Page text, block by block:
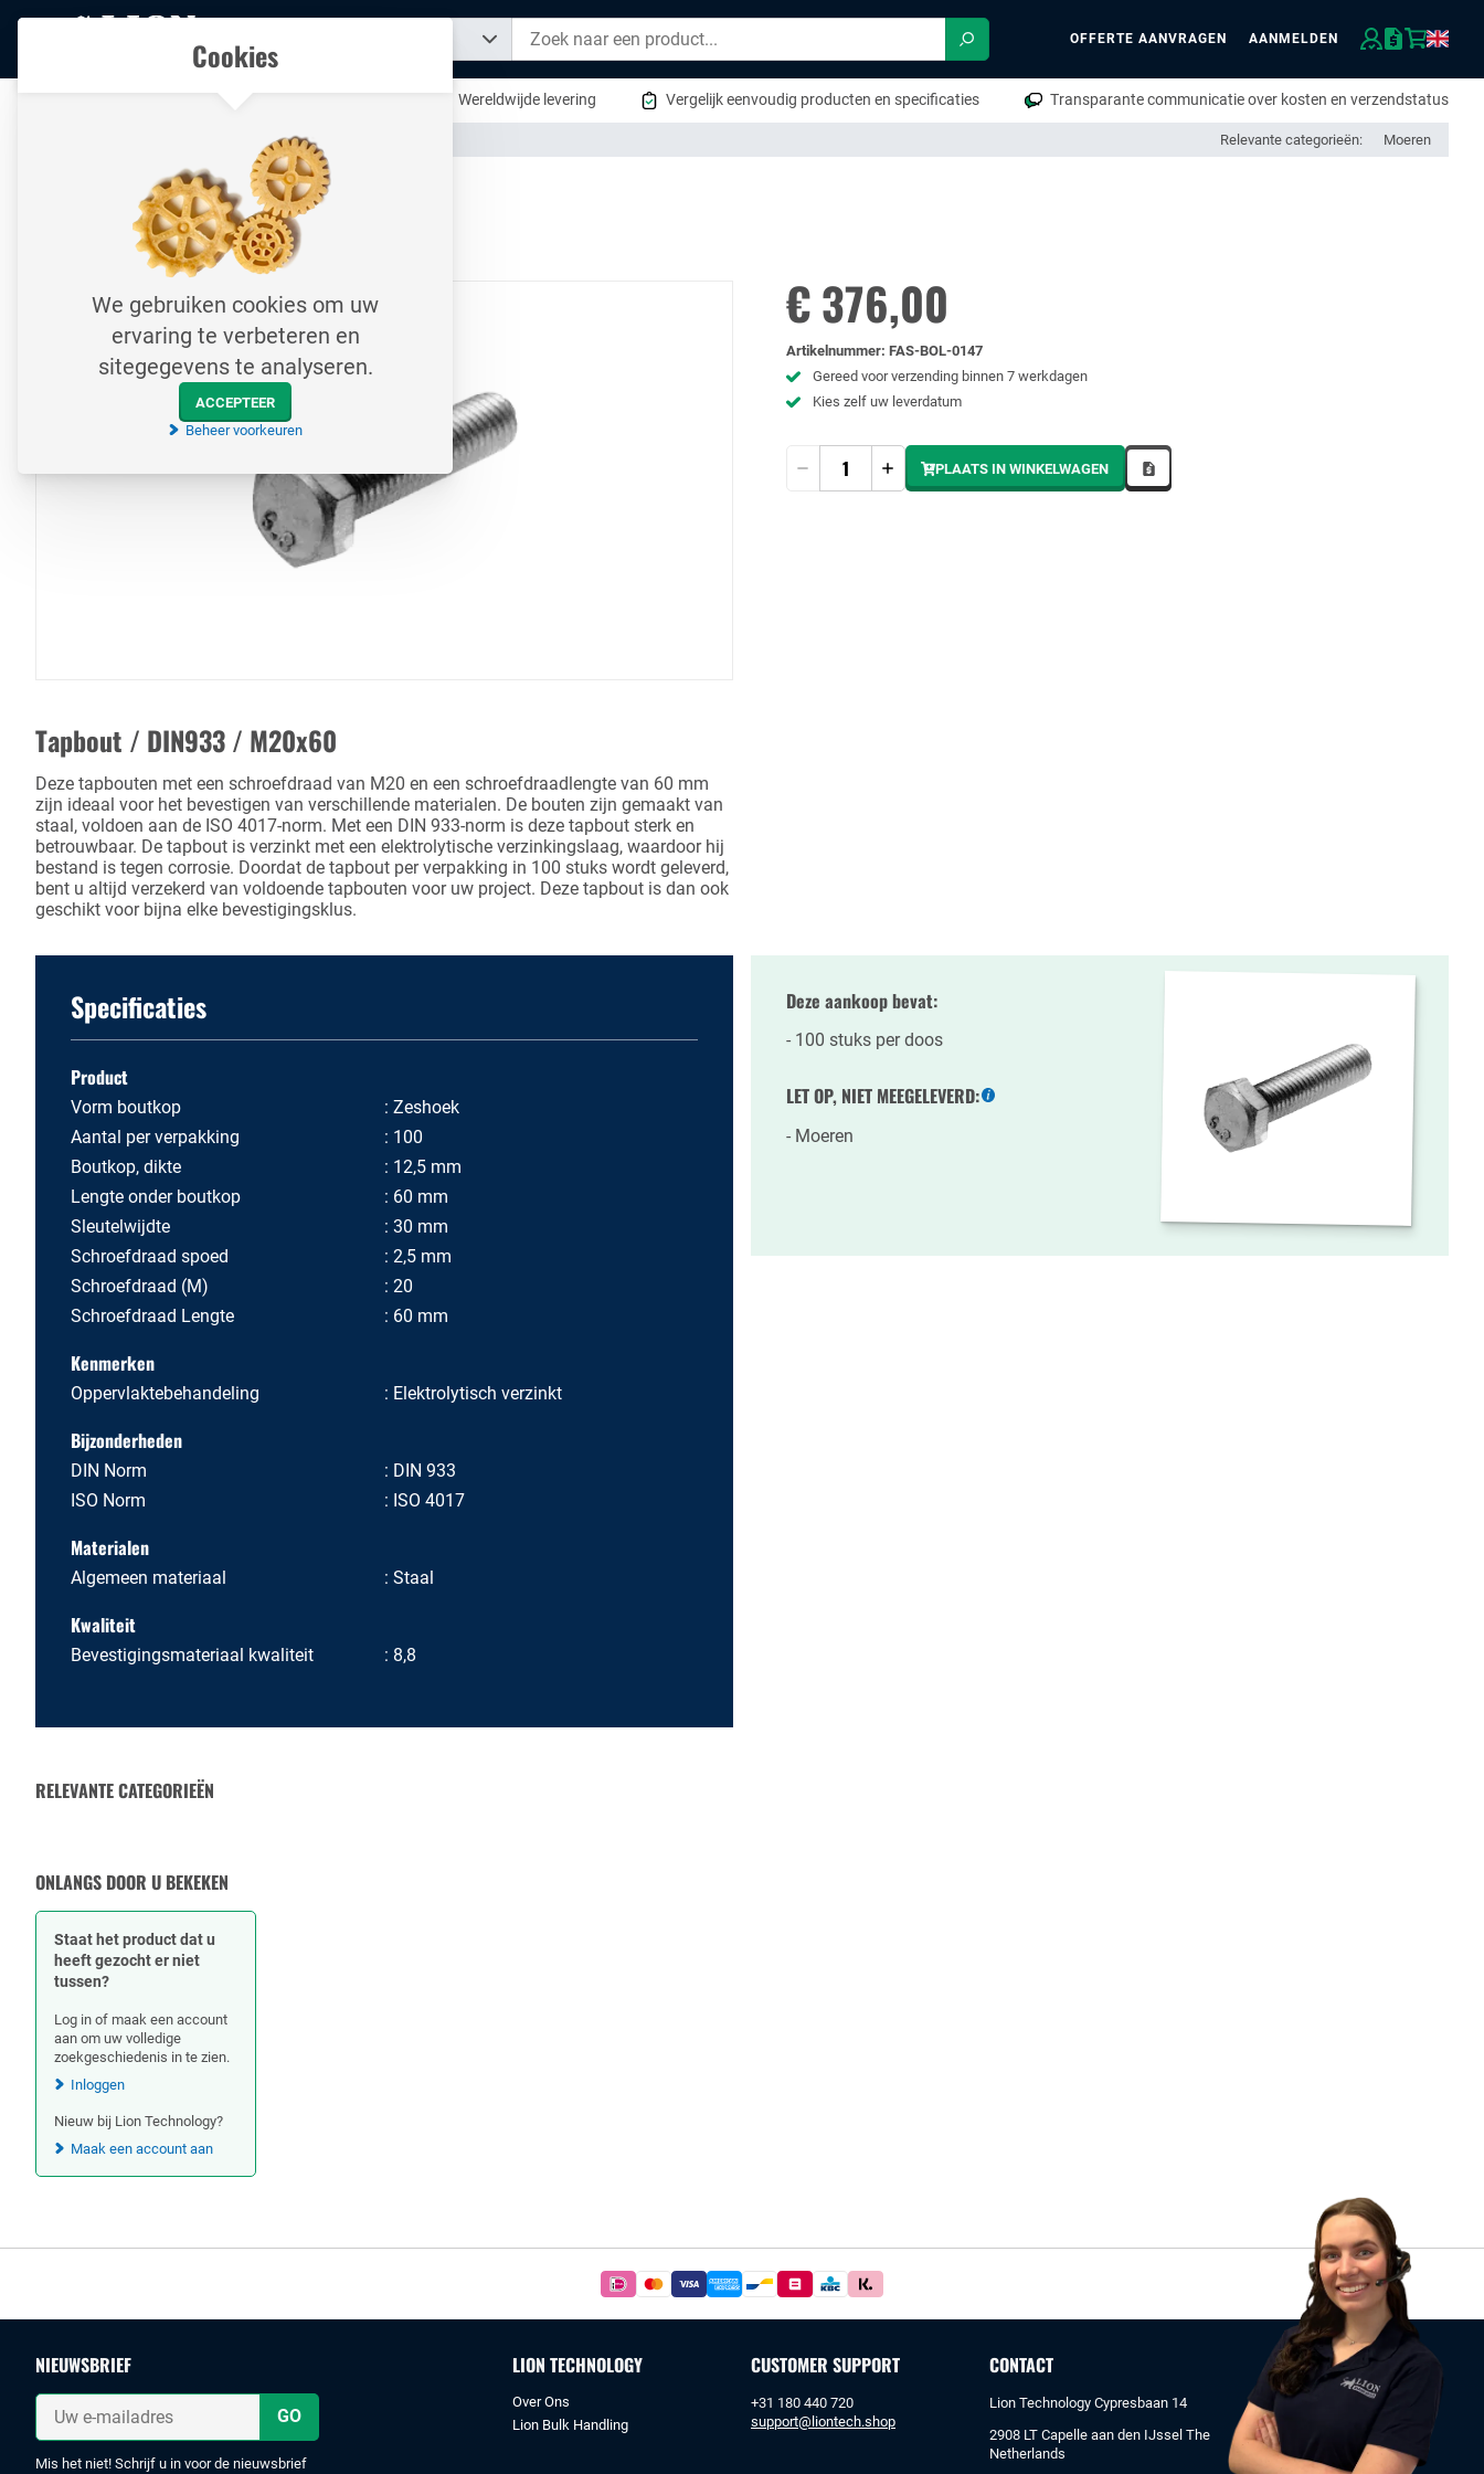
homepage
OFFERTE AANVRAGEN AANMELDEN
Al uw technische producten op één handige plek Wereldwijde levering Vergelijk eenvoudig producten en specificaties Transparante communicatie over kosten en verzendstatus
Bevestigingsmateriaal Bouten Relevante categorieën: Moeren
Tapbout / DIN933 / M20x60
8.8 / Elektrolytisch verzinkt
€ 376,00
Artikelnummer: FAS-BOL-0147
Gereed voor verzending binnen 7 werkdagen
Kies zelf uw leverdatum
PLAATS IN WINKELWAGEN
Tapbout / DIN933 / M20x60
Deze tapbouten met een schroefdraad van M20 en een schroefdraadlengte van 60 mm
zijn ideaal voor het bevestigen van verschillende materialen. De bouten zijn gemaakt van
staal, voldoen aan de ISO 4017-norm. Met een DIN 933-norm is deze tapbout sterk en
betrouwbaar. De tapbout is verzinkt met een elektrolytische verzinkingslaag, waardoor hij
bestand is tegen corrosie. Doordat de tapbout per verpakking in 100 stuks wordt geleverd,
bent u altijd verzekerd van voldoende tapbouten voor uw project. Deze tapbout is dan ook
geschikt voor bijna elke bevestigingsklus.
Specificaties
Product
Vorm boutkop
Zeshoek
Aantal per verpakking
100
Boutkop, dikte
12,5 mm
Lengte onder boutkop
60 mm
Sleutelwijdte
30 mm
Schroefdraad spoed
2,5 mm
Schroefdraad (M)
20
Schroefdraad Lengte
60 mm
Kenmerken
Oppervlaktebehandeling Elektrolytisch verzinkt
Bijzonderheden
DIN Norm
DIN 933
ISO Norm
ISO 4017
Materialen
Algemeen materiaal Staal
Kwaliteit
Bevestigingsmateriaal kwaliteit 8,8
Deze aankoop bevat:
100 stuks per doos
LET OP, NIET MEEGELEVERD:
Moeren
RELEVANTE CATEGORIEËN
ONLANGS DOOR U BEKEKEN
Staat het product dat u
heeft gezocht er niet
tussen?
Log in of maak een account
aan om uw volledige
zoekgeschiedenis in te zien.
Inloggen
Nieuw bij Lion Technology?
Maak een account aan
Betaal
veilig
met
iDeal
of
NIEUWSBRIEF
Uw
mailadres
Mis het niet! Schrijf u in voor de nieuwsbrief
LION TECHNOLOGY
Over Ons
Lion Bulk Handling
CUSTOMER SUPPORT
+31 180 440 720
support@liontech.shop
CONTACT
Lion Technology Cypresbaan 14
2908 LT Capelle aan den IJssel The
Netherlands
Cookies
We gebruiken cookies om uw
ervaring te verbeteren en
sitegegevens te analyseren.
ACCEPTEER
Beheer voorkeuren